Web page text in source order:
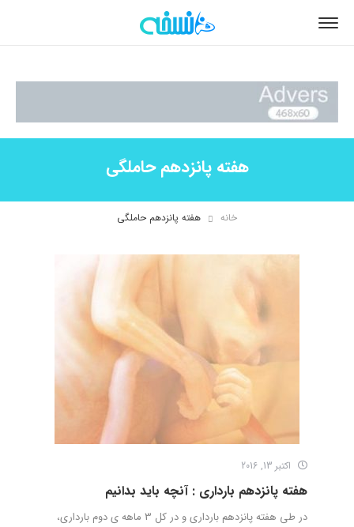
هفته پانزدهم حاملگی
خانه هفته پانزدهم حاملگی
اکتبر 13, 2016
هفته پانزدهم بارداری : آنچه باید بدانیم
در طی هفته پانزدهم بارداری و در کل 3 ماهه ی دوم بارداری،